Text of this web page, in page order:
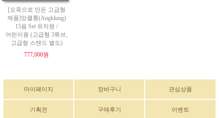
[오죽으로 만든 고급형
제품]앙클룽(Angklung)
15음 Set 유치원 /
어린이용 (고급형 3튜브,
고급형 스탠드 별도)
777,000원
마이페이지 장바구니 관심상품
기획전 구매후기 이벤트